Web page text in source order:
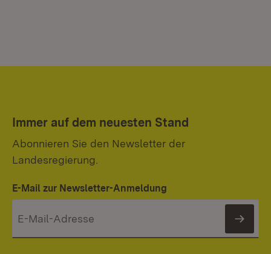
Immer auf dem neuesten Stand
Abonnieren Sie den Newsletter der
Landesregierung.
E-Mail zur Newsletter-Anmeldung